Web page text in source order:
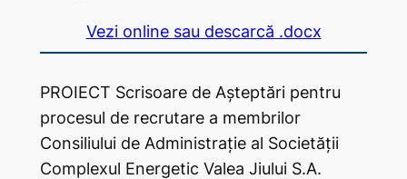
Vezi online sau descarcă .docx
PROIECT Scrisoare de Așteptări pentru
procesul de recrutare a membrilor
Consiliului de Administrație al Societății
Complexul Energetic Valea Jiului S.A.